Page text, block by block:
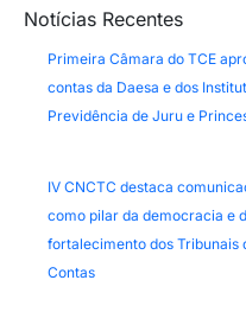
Notícias Recentes
Primeira Câmara do TCE
contas da Daesa e dos
Previdência de Juru e
IV CNCTC destaca
como pilar da democracia e
fortalecimento dos Tribunais
Contas